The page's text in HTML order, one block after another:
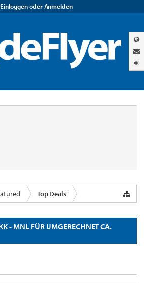
Einloggen oder Anmelden
Top Deals
- MNL FÜR UMGERECHNET CA.